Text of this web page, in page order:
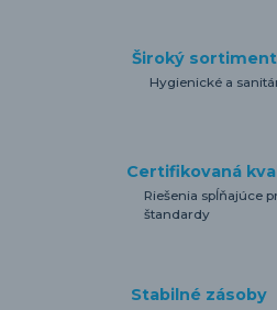
Široký sortiment
Hygienické a
Certifikovaná
Riešenia spĺňajúce
štandardy
Stabilné zásoby